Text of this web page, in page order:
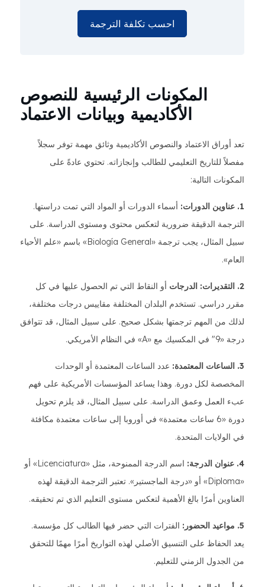
احسب تكلفة الترجمة
المكونات الرئيسية للنصوص
الأكاديمية وبيانات الاعتماد
تعد أوراق الاعتماد والنصوص الأكاديمية وثائق مهمة توفر سجلاً
مفصلاً للتاريخ التعليمي للطالب وإنجازاته. تحتوي عادةً على
المكونات التالية:
1. عناوين الدورات:
أسماء الدورات أو المواد التي تمت دراستها.
الترجمة الدقيقة ضرورية لتعكس محتوى ومستوى الدراسة. على
سبيل المثال، يجب ترجمة «Biología General» باسم «علم الأحياء
العام».
2. التقديرات: الدرجات
أو النقاط التي تم الحصول عليها في كل
مقرر دراسي. تستخدم البلدان المختلفة مقاييس درجات مختلفة،
لذلك من المهم ترجمتها بشكل صحيح. على سبيل المثال، قد تتوافق
درجة «9" في المكسيك مع «A» في النظام الأمريكي.
3. الساعات المعتمدة:
عدد الساعات المعتمدة أو الوحدات
المخصصة لكل دورة. وهذا يساعد المؤسسات الأمريكية على فهم
عبء العمل وعمق الدراسة. على سبيل المثال، قد يلزم تحويل
دورة «6 ساعات معتمدة» في أوروبا إلى ساعات معتمدة مكافئة
في الولايات المتحدة.
4. عنوان الدرجة:
اسم الدرجة الممنوحة، مثل «Licenciatura» أو
«Diploma» أو «درجة الماجستير». تعتبر الترجمة الدقيقة لهذه
العناوين أمرًا بالغ الأهمية لتعكس مستوى التعليم الذي تم تحقيقه.
5. مواعيد الحضور:
الفترات التي حضر فيها الطالب كل مؤسسة.
يعد الحفاظ على التنسيق الأصلي لهذه التواريخ أمرًا مهمًا للتحقق
من الجدول الزمني للتعليم.